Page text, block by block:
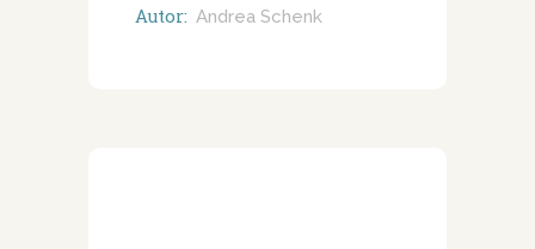
Autor: Andrea Schenk